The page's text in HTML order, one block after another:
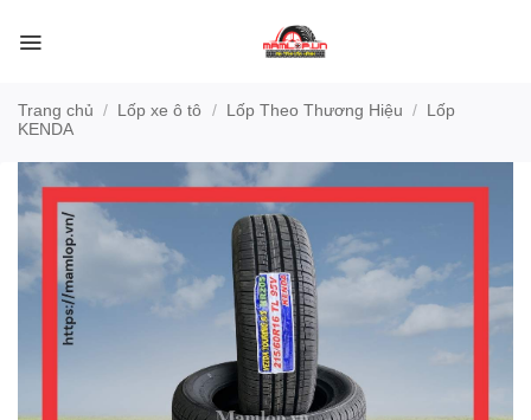
qua
Trang chủ / Lốp xe ô tô / Lốp Theo Thương Hiệu / Lốp
KENDA